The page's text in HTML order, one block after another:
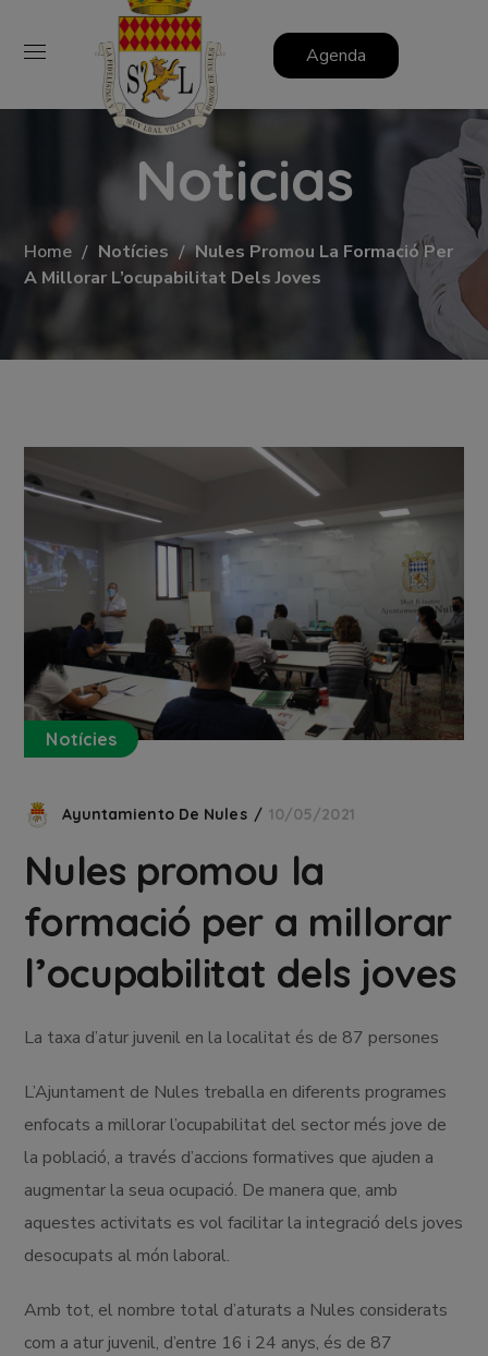
Agenda
Noticias
Home Notícies
Nules Promou La Formació Per
A Millorar L’ocupabilitat Dels Joves
Notícies
Ayuntamiento De Nules 10/05/2021
Nules promou la
formació per a millorar
l’ocupabilitat dels joves
La taxa d’atur juvenil en la localitat és de 87 persones
L’Ajuntament de Nules treballa en diferents programes
enfocats a millorar l’ocupabilitat del sector més jove de
la població, a través d’accions formatives que ajuden a
augmentar la seua ocupació. De manera que, amb
aquestes activitats es vol facilitar la integració dels joves
desocupats al món laboral.
Amb tot, el nombre total d’aturats a Nules considerats
com a atur juvenil, d’entre 16 i 24 anys, és de 87